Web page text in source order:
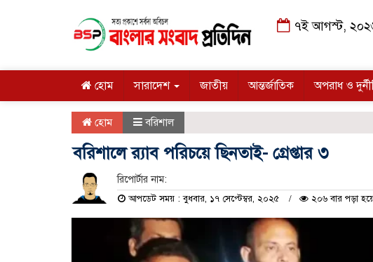
৭ই আগস্ট, ২০২৬
হোম সারাদেশ জাতীয় আন্তর্জাতিক অপরাধ ও
হোম বরিশাল
বরিশালে র‍্যাব পরিচয়ে ছিনতাই- গ্রেপ্তার ৩
রিপোর্টার নাম:
আপডেট সময় : বুধবার, ১৭ সেপ্টেম্বর, ২০২৫ ২০৬ বার পড়া